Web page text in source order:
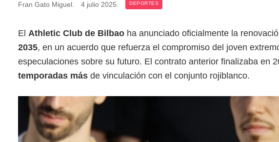
Fran Gato Miguel. 4 julio 2025. DEPORTES
El Athletic Club de Bilbao ha anunciado oficialmente la
2035, en un acuerdo que refuerza el compromiso del joven
especulaciones sobre su futuro. El contrato anterior finalizaba en
temporadas más de vinculación con el conjunto rojiblanco.